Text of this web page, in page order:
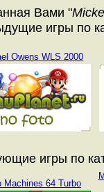
Вами "
игры по
Owens WLS 2000
игры по
Machines 64 Turbo